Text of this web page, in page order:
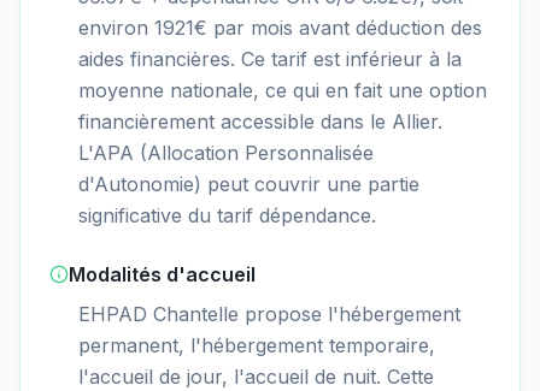
environ 1921€ par mois avant déduction des
aides financières. Ce tarif est inférieur à la
moyenne nationale, ce qui en fait une option
financièrement accessible dans le Allier.
L'APA (Allocation Personnalisée
d'Autonomie) peut couvrir une partie
significative du tarif dépendance.
Modalités d'accueil
EHPAD Chantelle propose l'hébergement
permanent, l'hébergement temporaire,
l'accueil de jour, l'accueil de nuit. Cette